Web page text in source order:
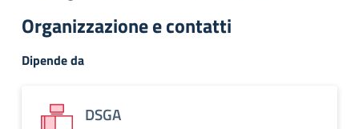
Organizzazione e contatti
Dipende da
DSGA